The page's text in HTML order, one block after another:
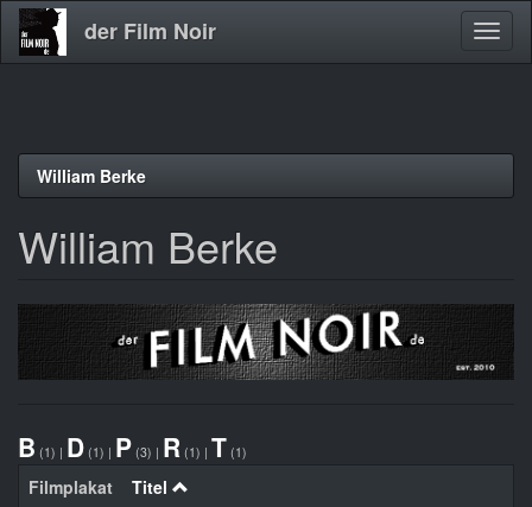
Direkt
der Film Noir
William Berke
William Berke
B (1) | D (1) | P (3) | R (1) | T (1)
Filmplakat Titel